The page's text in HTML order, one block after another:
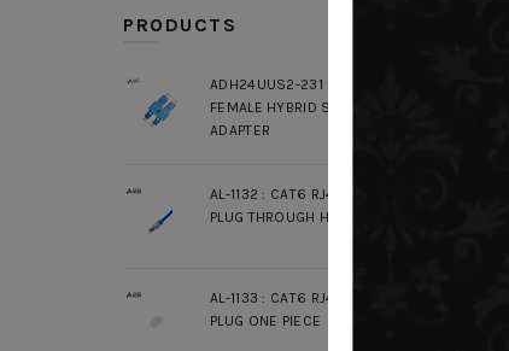
PRODUCTS
ADH24UUS2-231 : SC MALE / LC
FEMALE HYBRID SM DUPLEX
ADAPTER
AL-1132 : CAT6 RJ45 MODULAR
PLUG THROUGH HOLE
AL-1133 : CAT6 RJ45 MODULAR
PLUG ONE PIECE